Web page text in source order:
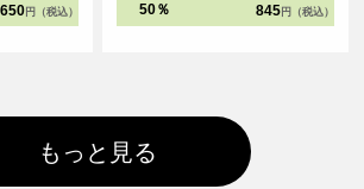
650 円（税込） 50％ 845 円（税込）
もっと見る